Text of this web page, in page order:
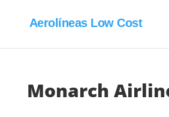
Aerolíneas Low Cost
Monarch